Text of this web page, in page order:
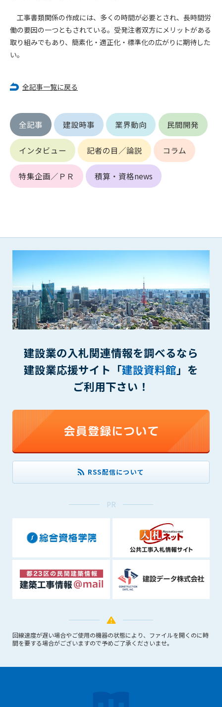
工事書類関係の作成には、多くの時間が必要とされ、長時間労
働の要因の一つともされている。受発注者双方にメリットがある
取り組みでもあり、簡素化・適正化・標準化の広がりに期待した
い。
全記事一覧に戻る
全記事 建設時事 業界動向 民間開発
インタビュー 記者の目／論説 コラム
特集企画／ＰＲ 積算・資格news
建設業の入札関連情報を調べるなら
建設業応援サイト「建設資料館」を
ご利用下さい！
RSS配信について
PR
回線速度が遅い場合やご使用の機器の状態により、ファイルを開くのに時
間を要する場合がございますので予めご了承くださいませ。
(3) 第三者または管理者を誹謗中傷する行為
(4) 有害なコンピュータプログラム等を送信又は書き込む行為
(5) 第三者に不利益を与える行為
(6) 管理者が承認していない営利を目的とした行為
(10) 建設資料館から知り得た情報及びダウンロードした情報
に第三者に提供すること
第7条（登録内容の削除）
管理者は、会員が登録した内容が以下に該当する、またはその
恐れのあるものは、会員の承諾なく削除できるものとします。
(1) 登録されている情報が、第6条の定める禁止事項に該当する
と管理者が、判断した場合
第8条（サービスの変更・中止等）
管理者は、会員の承諾なく、本サービス内容の変更(新規追加、
廃止を含み)し、本サービスの運営を中止または廃止することが
できるものとします。これに起因する会員または他の第三者が
被った損害について管理者は､一切の責任をも負わないものと
します。
第9条（会員の個人情報）
会員の氏名、住所、性別、年齢、メールアドレスその他本サー
ビスの提供に関連して管理者が知り得た会員の個人情報（以下
する場合を除き、第三者に開示または提供しないものとしま
す。
(1) 会員が、自己の個人情報の開示に事前に同意している場合
(2) 個々の会員を特定できない統計的な処理をした形式で第三
(3) 第三者および管理者の権利、財産、安全等を保護するため
に必要であると管理者が判断した場合
(4) 法令等により開示を求められた場合
第10条（免責事項）
管理者は、会員が登録した内容が以下に該当する、またはその
恐れのあるものは、会員の承諾なく削除できるものとします。
1. 管理者は、会員が本サービスを利用することにより得た情報
を保証もしないものとします。また、当該情報等に起因して
生じた一切の損害に対して、管理者は、何らの責任も負わな
いものとします。
2. 会員は、自己の費用と責任において本サービスを利用するも
のとし、会員による本サービスの利用に関連し、第三者から
問合せ、クレーム、請求等がなされまたは訴訟が提起された
場合、当該会員は、自らの費用と責任においてこれを解決す
るものとし、管理者を一切免責するものとします。
3. 本サービスにおいて掲載されている広告等によって行われる
する損害については一切責任を負いません。
第11条（運用の停止）
向上のための設備工事等の為に本サービスの運用を停止するこ